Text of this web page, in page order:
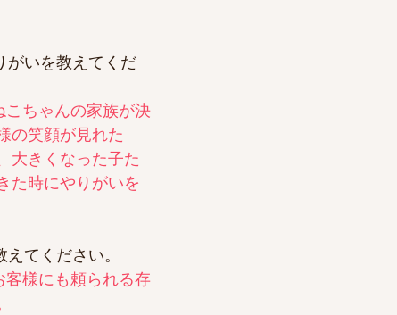
がいを教えてくだ
こちゃんの家族が決
の笑顔が見れた
大きくなった子た
た時にやりがいを
てください。​
客様にも頼られる存